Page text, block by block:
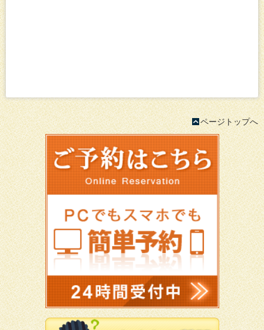
ページトップへ